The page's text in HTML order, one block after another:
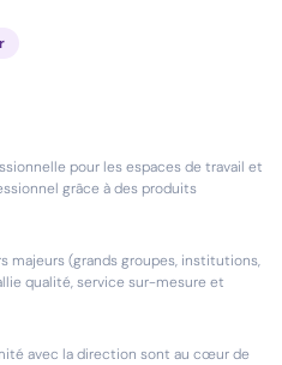
pour les espaces de travail et
grâce à des produits
majeurs (grands groupes, institutions,
qualité, service sur-mesure et
avec la direction sont au cœur de